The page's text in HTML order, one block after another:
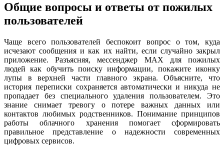
Общие вопросы и ответы от пожилых
пользователей
Чаще всего пользователей беспокоит вопрос о том, куда
исчезают сообщения и как их найти, если случайно закрыл
приложение. Разъясняя, мессенджер MAX для пожилых
людей как обучить поиску информации, покажите иконку
лупы в верхней части главного экрана. Объясните, что
история переписки сохраняется автоматически и никуда не
пропадает без специального удаления пользователем. Это
знание снимает тревогу о потере важных данных или
контактов любимых родственников. Понимание принципов
работы облачного хранения помогает сформировать
правильное представление о надежности современных
цифровых сервисов.